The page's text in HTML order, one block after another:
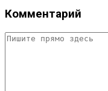
Комментарий